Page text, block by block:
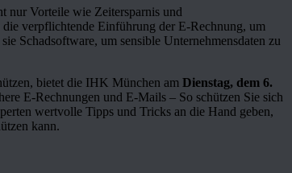
nur Vorteile wie Zeitersparnis und
verpflichtende Einführung der E-Rechnung, um
Schadsoftware, um sensible Unternehmensdaten zu
bietet die IHK München am Dienstag, dem 6.
E-Rechnungen und E-Mails – So schützen Sie sich
wertvolle Tipps und Tricks an die Hand geben,
kann.